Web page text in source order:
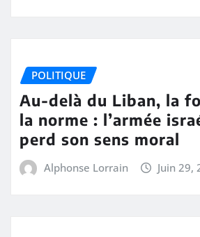
POLITIQUE
Au-delà du Liban, la
la norme : l’armée
perd son sens moral
Alphonse Lorrain Juin 29,